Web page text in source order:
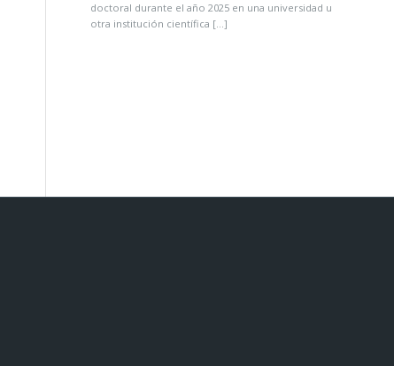
doctoral durante el año 2025 en una universidad u
otra institución científica […]